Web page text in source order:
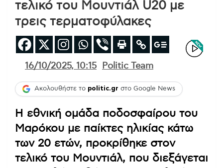
τελικό του Μουντιάλ U20 με
τρεις τερματοφύλακες
16/10/2025, 10:15 Politic Team
Ακολουθήστε το politic.gr στο Google News
Η εθνική ομάδα ποδοσφαίρου του
Μαρόκου με παίκτες ηλικίας κάτω
των 20 ετών, προκρίθηκε στον
τελικό του Μουντιάλ, που διεξάγεται